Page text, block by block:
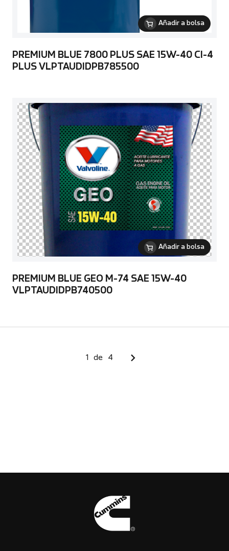
Añadir a bolsa
PREMIUM BLUE 7800 PLUS SAE 15W-40 CI-4
PLUS VLPTAUDIDPB785500
Añadir a bolsa
PREMIUM BLUE GEO M-74 SAE 15W-40
VLPTAUDIDPB740500
1 de 4